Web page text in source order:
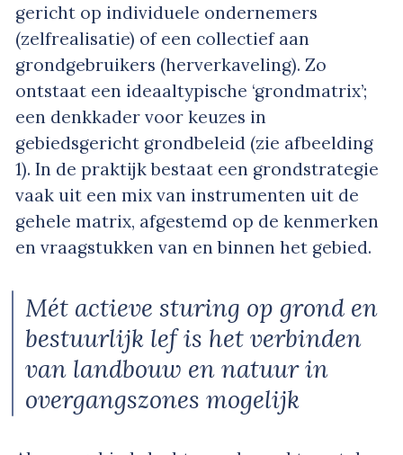
gericht op individuele ondernemers
(zelfrealisatie) of een collectief aan
grondgebruikers (herverkaveling). Zo
ontstaat een ideaaltypische ‘grondmatrix’;
een denkkader voor keuzes in
gebiedsgericht grondbeleid (zie afbeelding
1). In de praktijk bestaat een grondstrategie
vaak uit een mix van instrumenten uit de
gehele matrix, afgestemd op de kenmerken
en vraagstukken van en binnen het gebied.
Mét actieve sturing op grond en
bestuurlijk lef is het verbinden
van landbouw en natuur in
overgangszones mogelijk